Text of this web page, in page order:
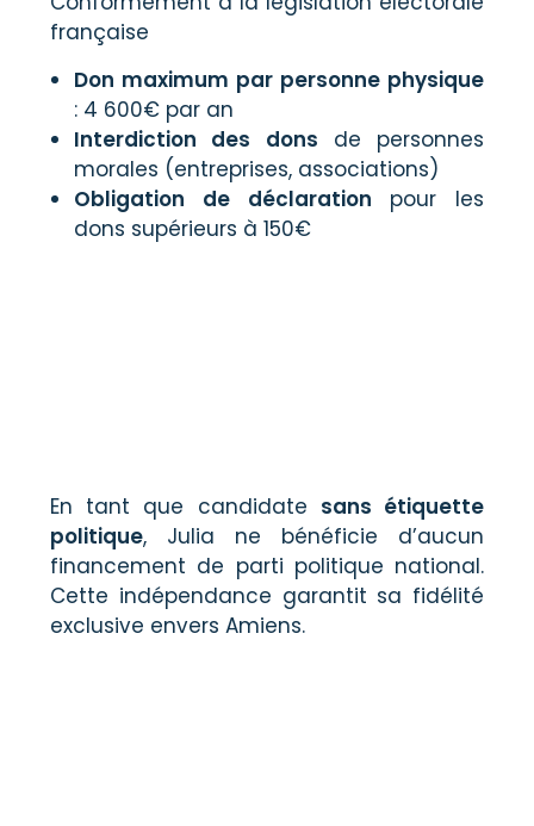
française
Don maximum par personne physique
: 4 600€ par an
Interdiction des dons de personnes
morales (entreprises, associations)
Obligation de déclaration pour les
dons supérieurs à 150€
En tant que candidate sans étiquette
politique, Julia ne bénéficie d’aucun
financement de parti politique national.
Cette indépendance garantit sa fidélité
exclusive envers Amiens.